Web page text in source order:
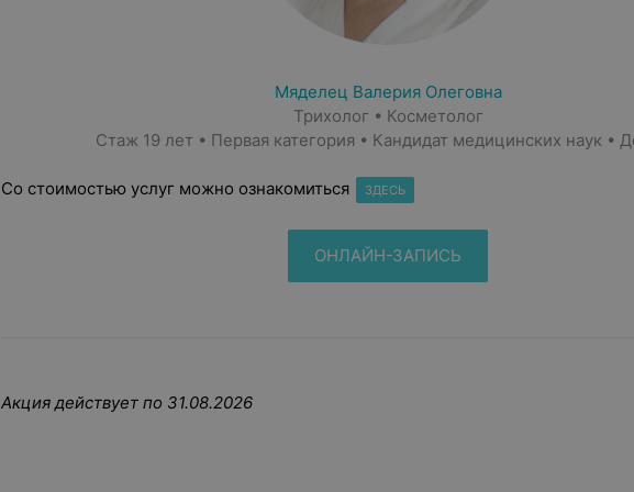
Мяделец Валерия Олеговна
Трихолог • Косметолог
Стаж 19 лет • Первая категория • Кандидат медицинских наук •
Со стоимостью услуг можно ознакомиться ЗДЕСЬ
ОНЛАЙН-ЗАПИСЬ
Акция действует по 31.08.2026